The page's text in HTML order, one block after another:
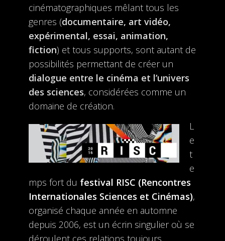
cinématographiques mêlant tous les
genres (documentaire, art vidéo,
expérimental, essai, animation,
fiction) et tous supports, sont autant de
possibilités permettant de créer un
dialogue entre le cinéma et l’univers
des sciences, considérées comme un
domaine de création.
L
e
t
e
mps fort du festival RISC (Rencontres
Internationales Sciences et Cinémas),
organisé chaque année en automne
depuis 2006, est un écrin singulier où se
déroulent ces relations toujours